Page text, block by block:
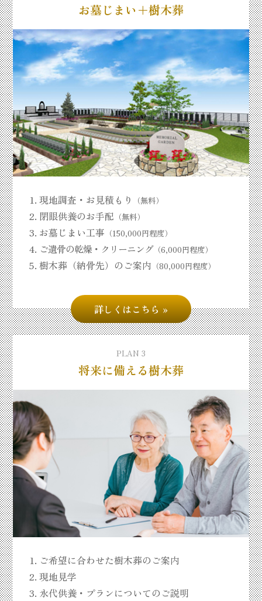
お墓じまい＋樹木葬
現地調査・お見積もり （無料）
閉眼供養のお手配 （無料）
お墓じまい工事 （150,000円程度）
ご遺骨の乾燥・クリーニング（6,000円程度）
樹木葬（納骨先）のご案内 （80,000円程度）
詳しくはこちら
PLAN 3
将来に備える樹木葬
ご希望に合わせた樹木葬のご案内
現地見学
永代供養・プランについてのご説明